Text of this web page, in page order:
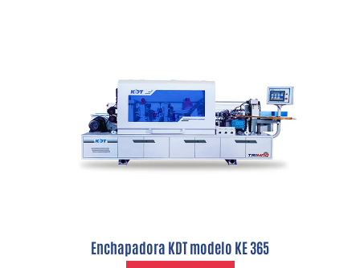
Enchapadora KDT modelo KE 365